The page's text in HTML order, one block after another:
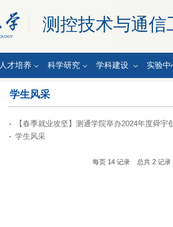
测控技术与通信
人才培养 科学研究 学科建设 实验中
学生风采
【春季就业攻坚】测通学院举办2024年度舜宇
学生风采
每页 14记录 总共 2记录